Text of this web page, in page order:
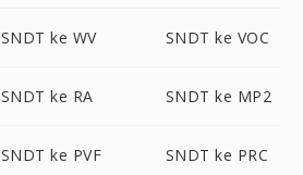
SNDT ke WV SNDT ke VOC
SNDT ke RA SNDT ke MP2
SNDT ke PVF SNDT ke PRC